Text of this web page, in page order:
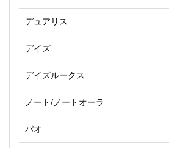
デュアリス
デイズ
デイズルークス
ノート/ノートオーラ
パオ